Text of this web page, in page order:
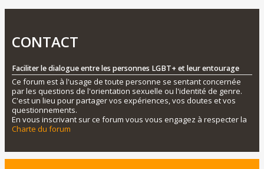
CONTACT
Faciliter le dialogue entre les personnes LGBT+ et leur entourage
Ce forum est à l'usage de toute personne se sentant concernée
par les questions de l'orientation sexuelle ou l'identité de genre.
C'est un lieu pour partager vos expériences, vos doutes et vos
questionnements.
En vous inscrivant sur ce forum vous vous engagez à respecter la
Charte du forum